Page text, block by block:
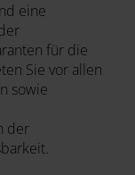
eine
für die
Sie vor allen
sowie
der